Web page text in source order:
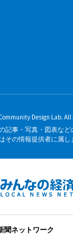
Design Lab.
記事・写真・図表な
その情報提供者に属し
聞ネットワーク